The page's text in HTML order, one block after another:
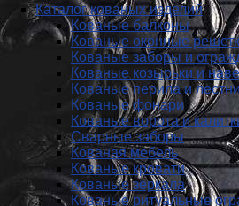
Каталог кованых изделий
Кованые балконы
Кованые оконные
Кованые заборы и
Кованые козырьки и
Кованые перила и
Кованые фонари
Кованые ворота и
Сварные заборы
Кованая мебель
Кованые кровати
Кованые зеркала
Кованые ритуальные